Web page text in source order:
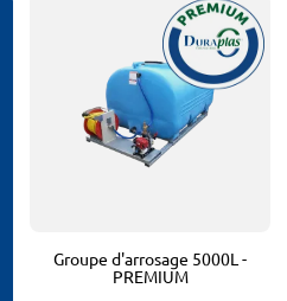
Groupe d'arrosage 5000L -
PREMIUM